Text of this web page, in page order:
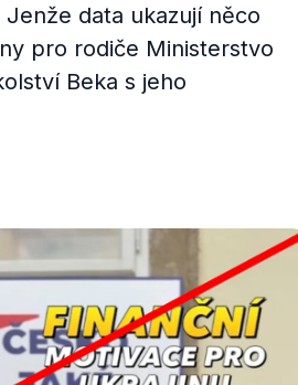
data ukazují něco
pro rodiče Ministerstvo
Beka s jeho